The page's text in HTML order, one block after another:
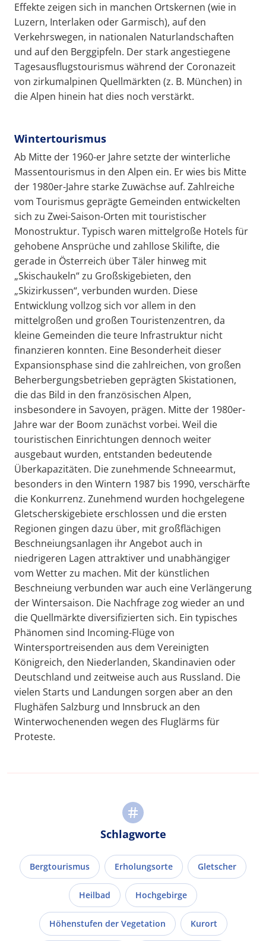
Effekte zeigen sich in manchen Ortskernen (wie in
Luzern, Interlaken oder Garmisch), auf den
Verkehrswegen, in nationalen Naturlandschaften
und auf den Berggipfeln. Der stark angestiegene
Tagesausflugstourismus während der Coronazeit
von zirkumalpinen Quellmärkten (z. B. München) in
die Alpen hinein hat dies noch verstärkt.
Wintertourismus
Ab Mitte der 1960-er Jahre setzte der winterliche
Massentourismus in den Alpen ein. Er wies bis Mitte
der 1980er-Jahre starke Zuwächse auf. Zahlreiche
vom Tourismus geprägte Gemeinden entwickelten
sich zu Zwei-Saison-Orten mit touristischer
Monostruktur. Typisch waren mittelgroße Hotels für
gehobene Ansprüche und zahllose Skilifte, die
gerade in Österreich über Täler hinweg mit
„Skischaukeln“ zu Großskigebieten, den
„Skizirkussen“, verbunden wurden. Diese
Entwicklung vollzog sich vor allem in den
mittelgroßen und großen Touristenzentren, da
kleine Gemeinden die teure Infrastruktur nicht
finanzieren konnten. Eine Besonderheit dieser
Expansionsphase sind die zahlreichen, von großen
Beherbergungsbetrieben geprägten Skistationen,
die das Bild in den französischen Alpen,
insbesondere in Savoyen, prägen. Mitte der 1980er-
Jahre war der Boom zunächst vorbei. Weil die
touristischen Einrichtungen dennoch weiter
ausgebaut wurden, entstanden bedeutende
Überkapazitäten. Die zunehmende Schneearmut,
besonders in den Wintern 1987 bis 1990, verschärfte
die Konkurrenz. Zunehmend wurden hochgelegene
Gletscherskigebiete erschlossen und die ersten
Regionen gingen dazu über, mit großflächigen
Beschneiungsanlagen ihr Angebot auch in
niedrigeren Lagen attraktiver und unabhängiger
vom Wetter zu machen. Mit der künstlichen
Beschneiung verbunden war auch eine Verlängerung
der Wintersaison. Die Nachfrage zog wieder an und
die Quellmärkte diversifizierten sich. Ein typisches
Phänomen sind Incoming-Flüge von
Wintersportreisenden aus dem Vereinigten
Königreich, den Niederlanden, Skandinavien oder
Deutschland und zeitweise auch aus Russland. Die
vielen Starts und Landungen sorgen aber an den
Flughäfen Salzburg und Innsbruck an den
Winterwochenenden wegen des Fluglärms für
Proteste.
Schlagworte
Bergtourismus Erholungsorte Gletscher
Heilbad Hochgebirge
Höhenstufen der Vegetation Kurort